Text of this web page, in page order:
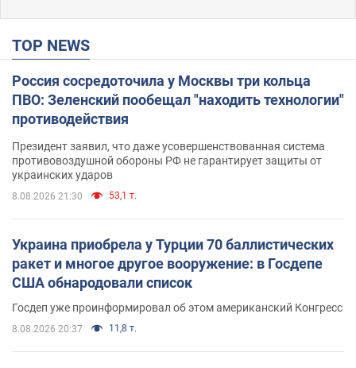
TOP NEWS
Россия сосредоточила у Москвы три кольца
ПВО: Зеленский пообещал "находить технологии"
противодействия
Президент заявил, что даже усовершенствованная система
противовоздушной обороны РФ не гарантирует защиты от
украинских ударов
8.08.2026 21:30 53,1 т.
Украина приобрела у Турции 70 баллистических
ракет и многое другое вооружение: в Госдепе
США обнародовали список
Госдеп уже проинформировал об этом американский Конгресс
8.08.2026 20:37 11,8 т.